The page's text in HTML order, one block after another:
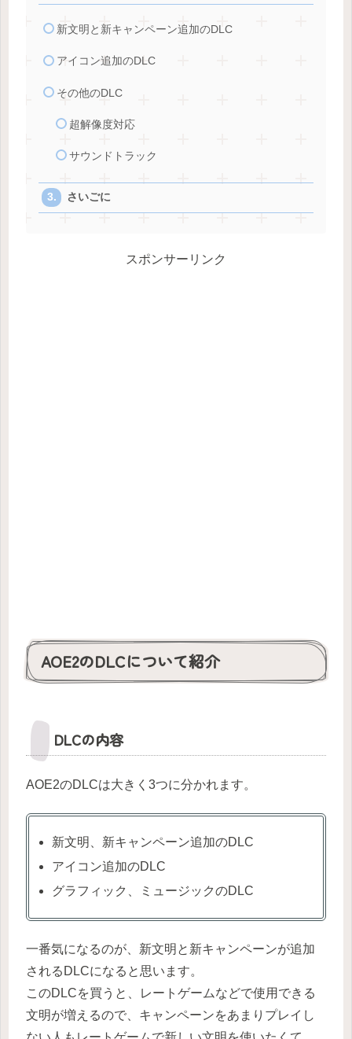
新文明と新キャンペーン追加のDLC
アイコン追加のDLC
その他のDLC
超解像度対応
サウンドトラック
さいごに
スポンサーリンク
AOE2のDLCについて紹介
DLCの内容
AOE2のDLCは大きく3つに分かれます。
新文明、新キャンペーン追加のDLC
アイコン追加のDLC
グラフィック、ミュージックのDLC
一番気になるのが、新文明と新キャンペーンが追加
されるDLCになると思います。
このDLCを買うと、レートゲームなどで使用できる
文明が増えるので、キャンペーンをあまりプレイし